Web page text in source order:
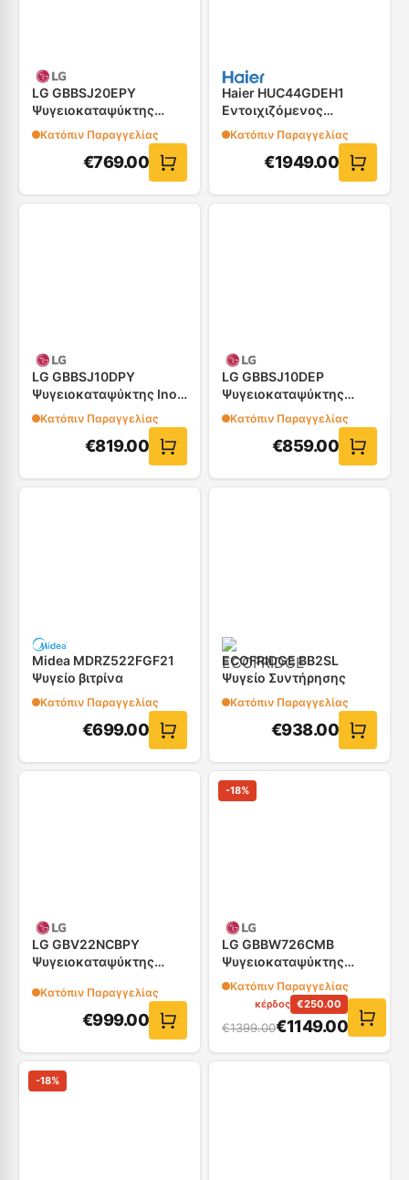
LG GBBSJ20EPY
Ψυγειοκαταψύκτης
60cm
Κατόπιν Παραγγελίας
€769.00
Haier HUC44GDEH1
Εντοιχιζόμενος
Συντηρητής Κρασιών
Κατόπιν Παραγγελίας
€1949.00
LG GBBSJ10DPY
Ψυγειοκαταψύκτης Inox
60cm
Κατόπιν Παραγγελίας
€819.00
LG GBBSJ10DEP
Ψυγειοκαταψύκτης
Ανθρακί 60cm
Κατόπιν Παραγγελίας
€859.00
Midea MDRZ522FGF21
Ψυγείο βιτρίνα
Κατόπιν Παραγγελίας
€699.00
ECOFRIDGE BB2SL
Ψυγείο Συντήρησης
Κατόπιν Παραγγελίας
€938.00
LG GBV22NCBPY
Ψυγειοκαταψύκτης
Κατόπιν Παραγγελίας
€999.00
-18%
LG GBBW726CMB
Ψυγειοκαταψύκτης
70cm
Κατόπιν Παραγγελίας
κέρδος €250.00
€1399.00€1149.00
-18%